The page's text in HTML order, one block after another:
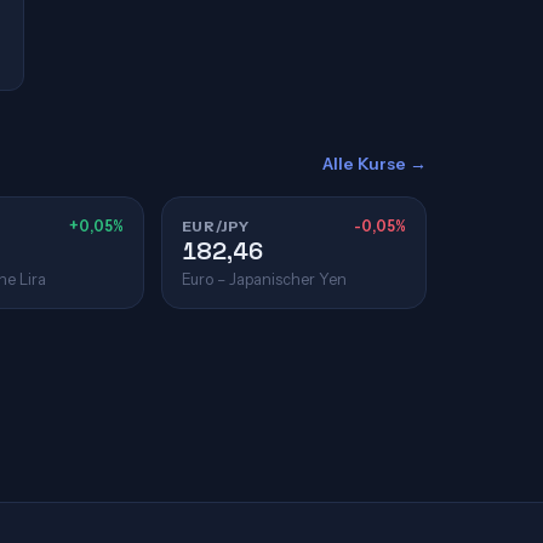
Alle Kurse →
+0,05%
Lira
EUR/JPY -0,05%
182,46
Euro – Japanischer Yen